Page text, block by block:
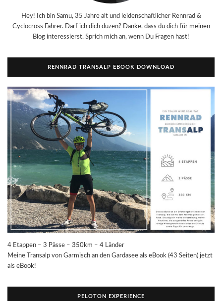
Hey! Ich bin Samu, 35 Jahre alt und leidenschaftlicher Rennrad &
Cyclocross Fahrer. Darf ich dich duzen? Danke, dass du dich für meinen
Blog interessierst. Sprich mich an, wenn Du Fragen hast!
RENNRAD TRANSALP EBOOK DOWNLOAD
4 Etappen – 3 Pässe – 350km – 4 Länder
Meine Transalp von Garmisch an den Gardasee als eBook (43 Seiten) jetzt
als eBook!
PELOTON EXPERIENCE